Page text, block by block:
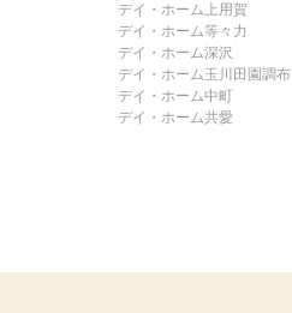
デイ・ホーム上用賀
デイ・ホーム等々力
デイ・ホーム深沢
デイ・ホーム玉川田園調布
デイ・ホーム中町
デイ・ホーム共愛